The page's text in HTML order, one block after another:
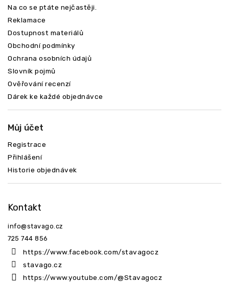
Na co se ptáte nejčastěji.
Reklamace
Dostupnost materiálů
Obchodní podmínky
Ochrana osobních údajů
Slovník pojmů
Ověřování recenzí
Dárek ke každé objednávce
Můj účet
Registrace
Přihlášení
Historie objednávek
Kontakt
info@stavago.cz
725 744 856
https://www.facebook.com/stavagocz
stavago.cz
https://www.youtube.com/@Stavagocz